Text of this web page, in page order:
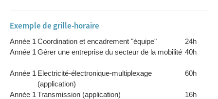
Exemple de grille-horaire
Année 1 Coordination et encadrement "équipe"
24h
Année 1 Gérer une entreprise du secteur de la mobilité 40h
Année 1 Electricité-électronique-multiplexage
(application)
60h
Année 1 Transmission (application)
16h